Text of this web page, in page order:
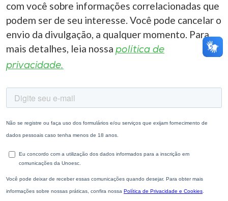
com você sobre informações correlacionadas que
podem ser de seu interesse. Você pode cancelar o
envio da divulgação, a qualquer momento. Para
mais detalhes, leia nossa política de
privacidade.